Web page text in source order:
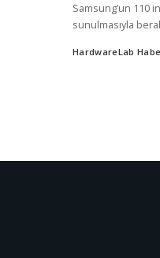
Samsung’un 110
sunulmasıyla
Posted
HardwareLab